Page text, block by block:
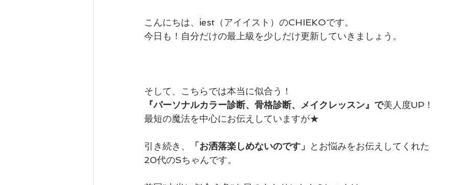
美ウォーキングレッスン 美ウォーキング お知らせ 美ウォークレッスン
カテゴリー 1 カテゴリー 2
こんにちは、iest（アイイスト）のCHIEKOです。
今日も！自分だけの最上級を少しだけ更新していきましょう。
そして、こちらでは本当に似合う！
『パーソナルカラー診断、骨格診断、メイクレッスン』で美人度UP！
最短の魔法を中心にお伝えしていますが★
引き続き、 「お洒落楽しめないのです」
とお悩みをお伝えしてくれた
20代のSちゃんです。